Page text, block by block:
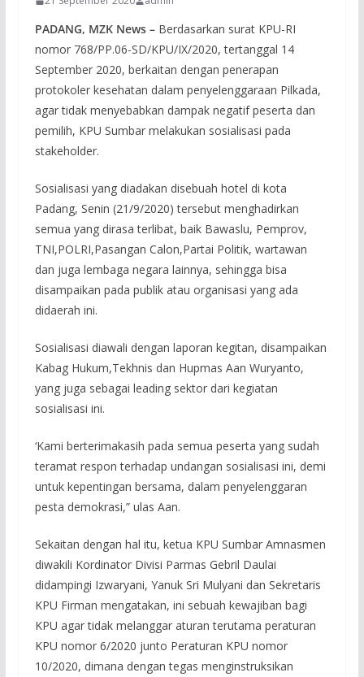
PADANG, MZK News –Berdasarkan surat KPU-RI
nomor 768/PP.06-SD/KPU/IX/2020, tertanggal 14
September 2020, berkaitan dengan penerapan
protokoler kesehatan dalam penyelenggaraan Pilkada,
agar tidak menyebabkan dampak negatif peserta dan
pemilih, KPU Sumbar melakukan sosialisasi pada
stakeholder.
Sosialisasi yang diadakan disebuah hotel di kota
Padang, Senin (21/9/2020) tersebut menghadirkan
semua yang dirasa terlibat, baik Bawaslu, Pemprov,
TNI,POLRI,Pasangan Calon,Partai Politik, wartawan
dan juga lembaga negara lainnya, sehingga bisa
disampaikan pada publik atau organisasi yang ada
didaerah ini.
Sosialisasi diawali dengan laporan kegitan, disampaikan
Kabag Hukum,Tekhnis dan Hupmas Aan Wuryanto,
yang juga sebagai leading sektor dari kegiatan
sosialisasi ini.
‘Kami berterimakasih pada semua peserta yang sudah
teramat respon terhadap undangan sosialisasi ini, demi
untuk kepentingan bersama, dalam penyelenggaran
pesta demokrasi,” ulas Aan.
Sekaitan dengan hal itu, ketua KPU Sumbar Amnasmen
diwakili Kordinator Divisi Parmas Gebril Daulai
didampingi Izwaryani, Yanuk Sri Mulyani dan Sekretaris
KPU Firman mengatakan, ini sebuah kewajiban bagi
KPU agar tidak melanggar aturan terutama peraturan
KPU nomor 6/2020 junto Peraturan KPU nomor
10/2020, dimana dengan tegas menginstruksikan